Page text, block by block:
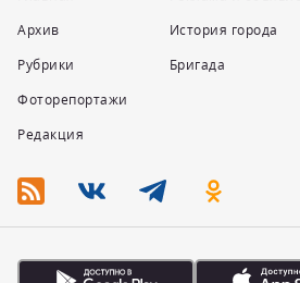
Архив
Рубрики
Фоторепортажи
Редакция
История города
Бригада